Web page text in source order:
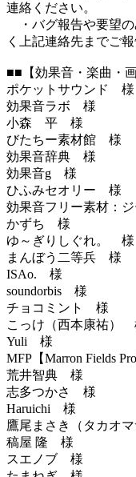
連絡ください。
・バグ報告や要望の
く上記連絡先までご報
■■【効果音・楽曲・
ポケットサウンド 様
効果音ラボ 様
小森 平 様
びたちー素材館 様
効果音辞典 様
効果音g 様
ひふみセオリー 様
効果音フリー素材：
かずち 様
ゆ～ぎりしぐれ。 様
まんぼう二等兵 様
ISAo. 様
soundorbis 様
チョコミント 様
こっけ（西本康祐）
Yuli 様
MFP【Marron Fields
荒井智典 様
志多つかさ 様
Haruichi 様
鷹尾まさき（タカオ
稿屋 隆 様
スエノブ 様